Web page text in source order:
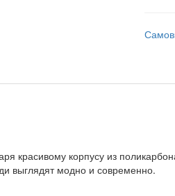
корпусу из
выглядят модно и современно.